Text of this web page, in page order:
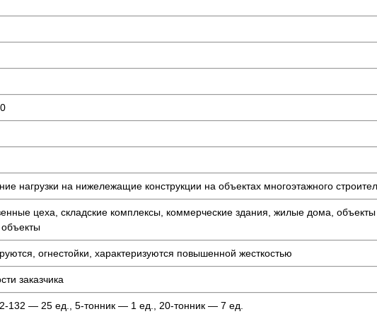
нагрузки на нижележащие конструкции на объектах многоэтажного
цеха, складские комплексы, коммерческие здания, жилые дома,
огнестойки, характеризуются повышенной жесткостью
заказчика
132 — 25 ед., 5-тонник — 1 ед., 20-тонник — 7 ед.